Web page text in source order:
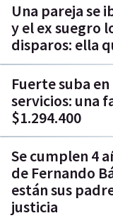
Una pareja se
y el ex suegro
disparos: ella
Fuerte suba
servicios: una
$1.294.400
Se cumplen 4
de Fernando
están sus
justicia